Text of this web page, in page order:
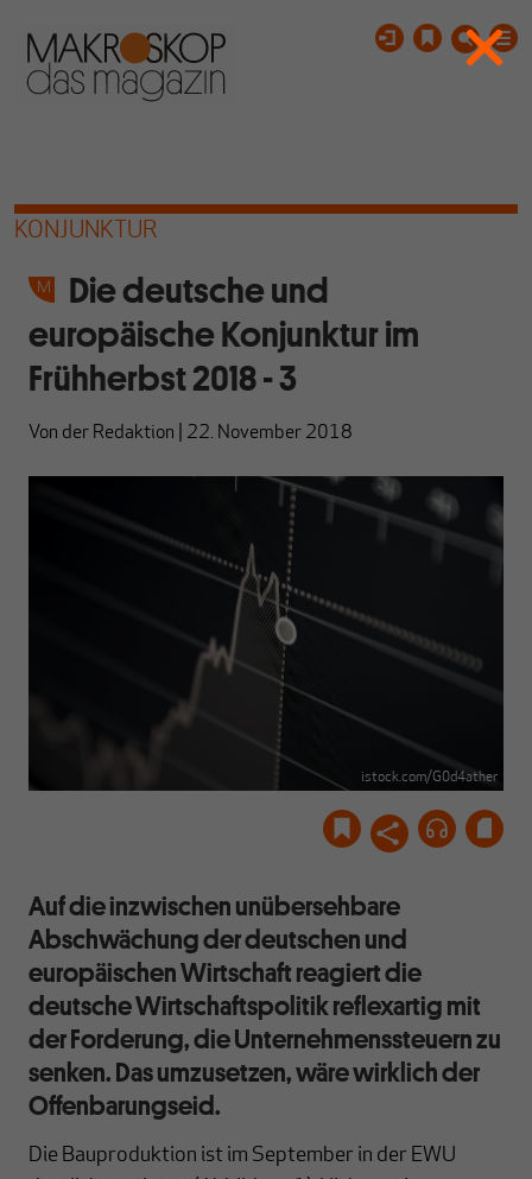
KONJUNKTUR
Die deutsche und
europäische Konjunktur im
Frühherbst 2018 - 3
Von der Redaktion 22. November 2018
istock.com/G0d4ather
Auf die inzwischen unübersehbare
Abschwächung der deutschen und
europäischen Wirtschaft reagiert die
deutsche Wirtschaftspolitik reflexartig mit
der Forderung, die Unternehmenssteuern zu
senken. Das umzusetzen, wäre wirklich der
Offenbarungseid.
Die Bauproduktion ist im September in der EWU